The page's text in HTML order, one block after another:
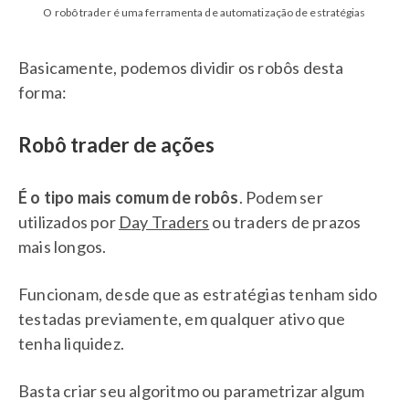
O robô trader é uma ferramenta de automatização de estratégias
Basicamente, podemos dividir os robôs desta
forma:
Robô trader de ações
É o tipo mais comum de robôs. Podem ser
utilizados por Day Traders ou traders de prazos
mais longos.
Funcionam, desde que as estratégias tenham sido
testadas previamente, em qualquer ativo que
tenha liquidez.
Basta criar seu algoritmo ou parametrizar algum